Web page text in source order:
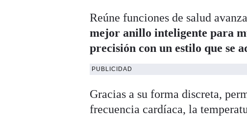
Reúne funciones de salud
mejor anillo inteligente para
precisión con un estilo que se
PUBLICIDAD
Gracias a su forma discreta,
frecuencia cardíaca, la